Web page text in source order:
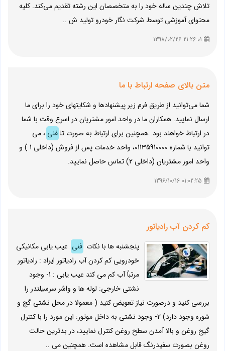
تلاش چندین ساله خود را به متخصصان این رشته تقدیم می‌کند. کلیه
محتوای آموزشی توسط شرکت نگار خودرو تولید ش ..
متن بالای صفحه ارتباط با ما
شما می‌توانید از طریق فرم زیر پیشنهادها و شکایتهای خود را برای ما
ارسال نمایید. همکاران ما در واحد امور مشتریان در اسرع وقت با شما
در ارتباط خواهند بود. همچنین برای ارتباط به صورت تلفنی ، می
توانید با شماره 01135910000، واحد خدمات پس از فروش (داخلی 1 ) و
واحد امور مشتریان (داخلی 2) تماس حاصل نمایید.
کم کردن آب رادیاتور
پنجشنبه ها با نکات فنی عیب یابی مکانیکی
خودرویی کم کردن آب رادیاتور ایراد : رادیاتور
مرتباً آب کم می کند عیب یابی : 1- وجود
نشتی خارجی: لوله ها و واشر سرسیلندر را
بررسی کنید و درصورت نیاز تعویض کنید ( معمولا در محل نشتی گچ و
شوره وجود دارد) 2- وجود نشتی به داخل موتور: این مورد را با کنترل
گیج روغن و بالا آمدن سطح روغن کنترل نمایید، در بدترین حالت
روغن بصورت سفیدرنگ قابل مشاهده است. همچنین می ..